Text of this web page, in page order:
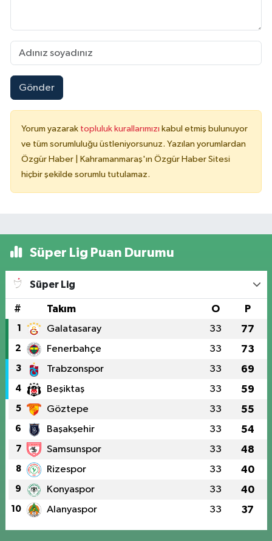
Gönder
Yorum yazarak topluluk kurallarımızı kabul etmiş bulunuyor
ve tüm sorumluluğu üstleniyorsunuz. Yazılan yorumlardan
Özgür Haber | Kahramanmaraş'ın Özgür Haber Sitesi
hiçbir şekilde sorumlu tutulamaz.
Süper Lig Puan Durumu
Süper Lig
# Takım O P
1 Galatasaray 33 77
2 Fenerbahçe 33 73
3 Trabzonspor 33 69
4 Beşiktaş 33 59
5 Göztepe 33 55
6 Başakşehir 33 54
7 Samsunspor 33 48
8 Rizespor 33 40
9 Konyaspor 33 40
10 Alanyaspor 33 37